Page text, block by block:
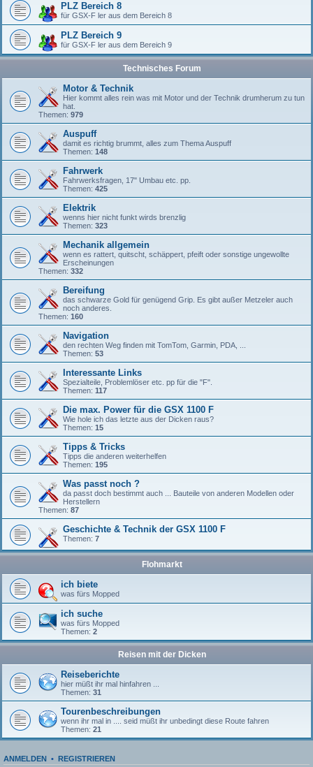
PLZ Bereich 8
für GSX-F ler aus dem Bereich 8
PLZ Bereich 9
für GSX-F ler aus dem Bereich 9
Technisches Forum
Motor & Technik
Hier kommt alles rein was mit Motor und der Technik drumherum zu tun
hat.
Themen: 979
Auspuff
damit es richtig brummt, alles zum Thema Auspuff
Themen: 148
Fahrwerk
Fahrwerksfragen, 17" Umbau etc. pp.
Themen: 425
Elektrik
wenns hier nicht funkt wirds brenzlig
Themen: 323
Mechanik allgemein
wenn es rattert, quitscht, schäppert, pfeift oder sonstige ungewollte
Erscheinungen
Themen: 332
Bereifung
das schwarze Gold für genügend Grip. Es gibt außer Metzeler auch
noch anderes.
Themen: 160
Navigation
den rechten Weg finden mit TomTom, Garmin, PDA, ...
Themen: 53
Interessante Links
Spezialteile, Problemlöser etc. pp für die "F".
Themen: 117
Die max. Power für die GSX 1100 F
Wie hole ich das letzte aus der Dicken raus?
Themen: 15
Tipps & Tricks
Tipps die anderen weiterhelfen
Themen: 195
Was passt noch ?
da passt doch bestimmt auch ... Bauteile von anderen Modellen oder
Herstellern
Themen: 87
Geschichte & Technik der GSX 1100 F
Themen: 7
Flohmarkt
ich biete
was fürs Mopped
ich suche
was fürs Mopped
Themen: 2
Reisen mit der Dicken
Reiseberichte
hier müßt ihr mal hinfahren ...
Themen: 31
Tourenbeschreibungen
wenn ihr mal in .... seid müßt ihr unbedingt diese Route fahren
Themen: 21
ANMELDEN • REGISTRIEREN